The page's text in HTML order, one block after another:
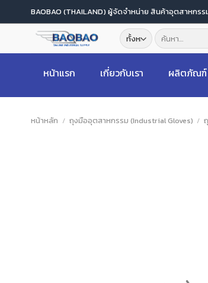
ไป
เนื้อหา
BAOBAO (THAILAND) ผู้จัดจำหน่าย สินค้าอุตสาหก
ค้นหา:
หน้าแรก เกี่ยวกับเรา ผลิตภัณฑ์
หน้าหลัก / ถุงมืออุตสาหกรรม (Industrial Gloves) /